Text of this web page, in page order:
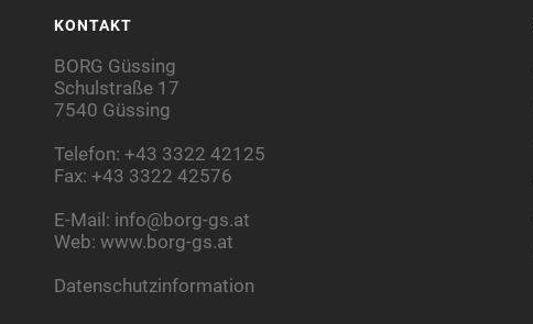
KONTAKT
BORG Güssing
Schulstraße 17
7540 Güssing
Telefon: +43 3322 42125
Fax: +43 3322 42576
E-Mail: info@borg-gs.at
Web: www.borg-gs.at
Datenschutzinformation